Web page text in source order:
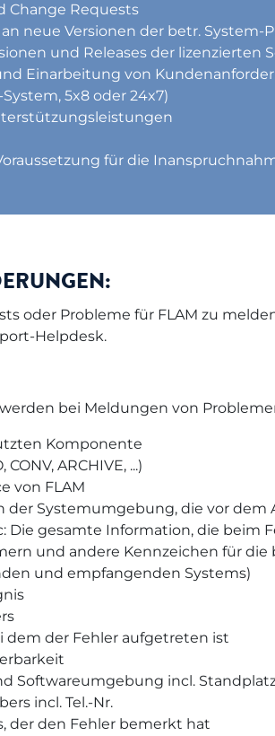
Change Requests
neue Versionen der betr. System-
und Releases der lizenzierten
Einarbeitung von
5x8 oder 24x7)
für die
oder Probleme für FLAM zu
Helpdesk.
bei Meldungen von
Komponente
ARCHIVE, ...)
von FLAM
der Systemumgebung, die vor
Die gesamte Information, die beim
und andere Kennzeichen für
und empfangenden Systems)
dem der Fehler aufgetreten ist
Softwareumgebung incl.
incl. Tel.-Nr.
der den Fehler bemerkt hat